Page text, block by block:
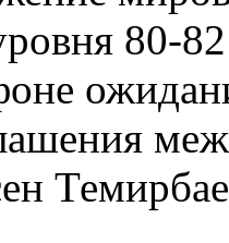
80-